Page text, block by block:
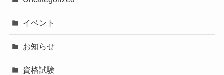
イベント
お知らせ
資格試験